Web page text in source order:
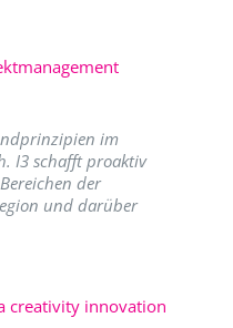
im
I3 schafft proaktiv
der
und darüber
creativity innovation